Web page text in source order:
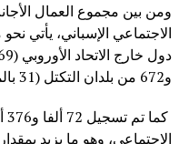
ومن بين مجموع العمال
و672 من بلدان التكتل (31 بالمائة).